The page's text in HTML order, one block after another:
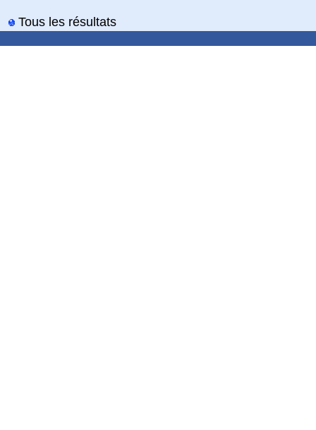
Tous les résultats